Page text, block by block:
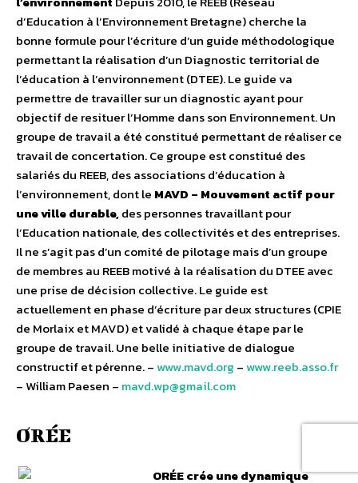
d’Education à l’Environnement Bretagne) cherche la
bonne formule pour l’écriture d’un guide méthodologique
permettant la réalisation d’un Diagnostic territorial de
l’éducation à l’environnement (DTEE). Le guide va
permettre de travailler sur un diagnostic ayant pour
objectif de resituer l’Homme dans son Environnement. Un
groupe de travail a été constitué permettant de réaliser ce
travail de concertation. Ce groupe est constitué des
salariés du REEB, des associations d’éducation à
l’environnement, dont le MAVD – Mouvement actif pour
une ville durable,des personnes travaillant pour
l’Education nationale, des collectivités et des entreprises.
Il ne s’agit pas d’un comité de pilotage mais d’un groupe
de membres au REEB motivé à la réalisation du DTEE avec
une prise de décision collective. Le guide est
actuellement en phase d’écriture par deux structures (CPIE
de Morlaix et MAVD) et validé à chaque étape par le
groupe de travail. Une belle initiative de dialogue
constructif et pérenne. –www.mavd.org –www.reeb.asso.fr
– William Paesen – mavd.wp@gmail.com
ORÉE
ORÉE crée une dynamique